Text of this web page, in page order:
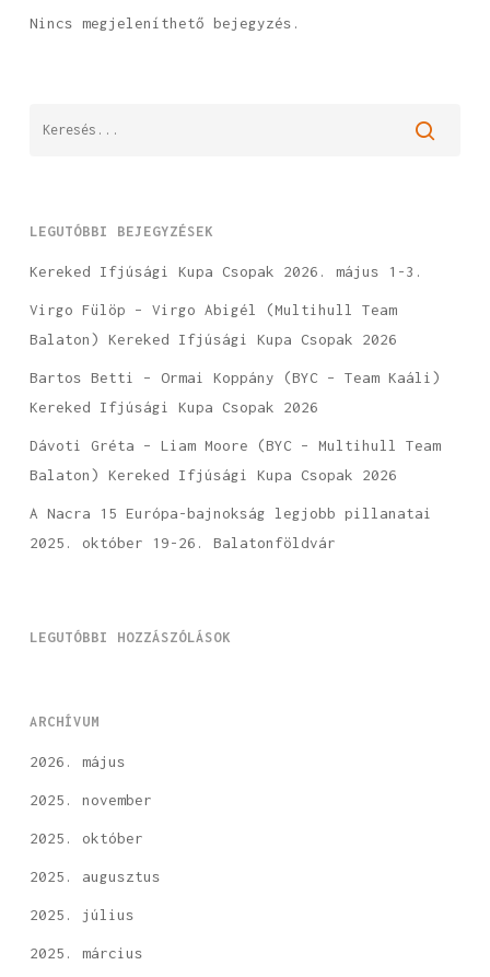
Nincs megjeleníthető bejegyzés.
LEGUTÓBBI BEJEGYZÉSEK
Kereked Ifjúsági Kupa Csopak 2026. május 1-3.
Virgo Fülöp – Virgo Abigél (Multihull Team
Balaton) Kereked Ifjúsági Kupa Csopak 2026
Bartos Betti – Ormai Koppány (BYC – Team Kaáli)
Kereked Ifjúsági Kupa Csopak 2026
Dávoti Gréta – Liam Moore (BYC – Multihull Team
Balaton) Kereked Ifjúsági Kupa Csopak 2026
A Nacra 15 Európa-bajnokság legjobb pillanatai
2025. október 19-26. Balatonföldvár
LEGUTÓBBI HOZZÁSZÓLÁSOK
ARCHÍVUM
2026. május
2025. november
2025. október
2025. augusztus
2025. július
2025. március